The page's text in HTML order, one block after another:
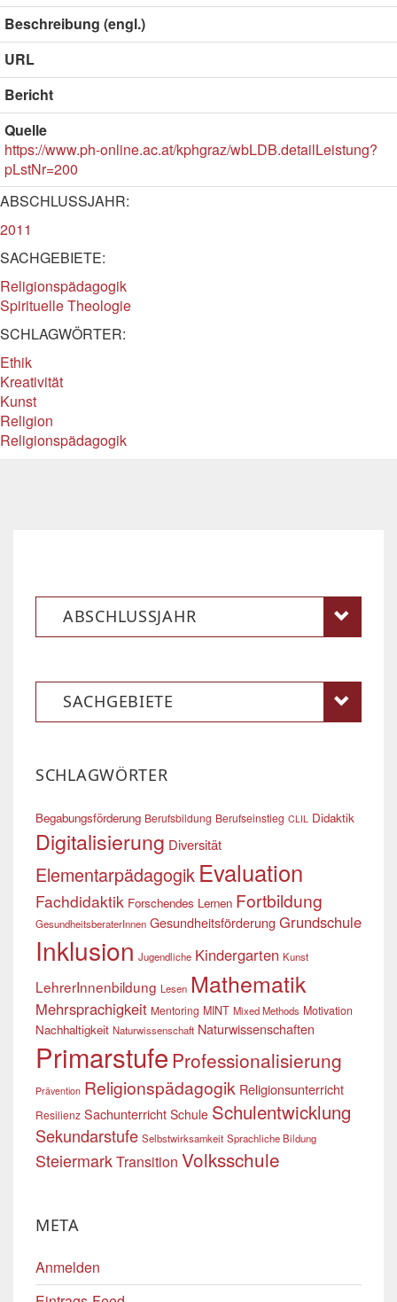
Beschreibung (engl.)
URL
Bericht
Quelle
https://www.ph-online.ac.at/kphgraz/wbLDB.detailLeistung?
pLstNr=200
ABSCHLUSSJAHR:
2011
SACHGEBIETE:
Religionspädagogik
Spirituelle Theologie
SCHLAGWÖRTER:
Ethik
Kreativität
Kunst
Religion
Religionspädagogik
ABSCHLUSSJAHR
SACHGEBIETE
SCHLAGWÖRTER
Begabungsförderung Berufsbildung Berufseinstieg CLIL Didaktik
Digitalisierung Diversität
Elementarpädagogik Evaluation
Fachdidaktik Forschendes Lernen Fortbildung
GesundheitsberaterInnen Gesundheitsförderung Grundschule
Inklusion Jugendliche Kindergarten Kunst
LehrerInnenbildung Lesen Mathematik
Mehrsprachigkeit Mentoring MINT Mixed Methods Motivation
Nachhaltigkeit Naturwissenschaft Naturwissenschaften
Primarstufe Professionalisierung
Prävention Religionspädagogik Religionsunterricht
Resilienz Sachunterricht Schule Schulentwicklung
Sekundarstufe Selbstwirksamkeit Sprachliche Bildung
SteiermarkTransition Volksschule
META
Anmelden